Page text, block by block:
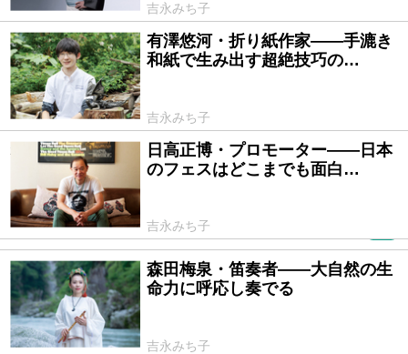
吉永みち子
2019/12/25
有澤悠河・折り紙作家――手漉き
和紙で生み出す超絶技巧の…
吉永みち子
2019/11/25
日高正博・プロモーター――日本
のフェスはどこまでも面白…
吉永みち子
2019/10/24
森田梅泉・笛奏者――大自然の生
命力に呼応し奏でる
吉永みち子